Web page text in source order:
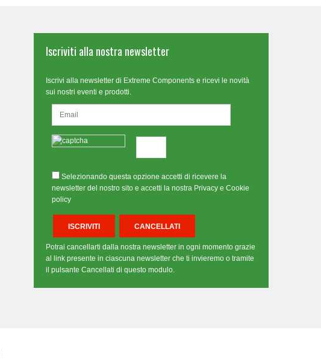
Iscriviti alla nostra newsletter
Iscrivi alla newsletter di Extreme Components e ricevi le novità
sui nostri eventi e prodotti.
Selezionando questa opzione accetti di ricevere la
newsletter del nostro sito e accetti la nostra Privacy e Cookie
policy
Potrai cancellarti dalla nostra newsletter in ogni momento grazie
al link presente in ciascuna newsletter che ti invieremo o tramite
il pulsante Cancellati di questo modulo.